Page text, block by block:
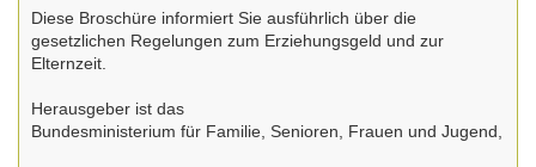
Diese Broschüre informiert Sie ausführlich über die
gesetzlichen Regelungen zum Erziehungsgeld und zur
Elternzeit.
Herausgeber ist das
Bundesministerium für Familie, Senioren, Frauen und Jugend,